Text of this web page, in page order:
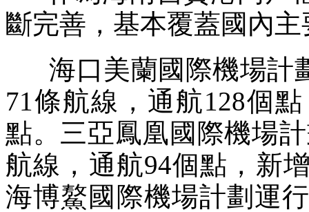
斷完善，基本覆蓋國內
海口美蘭國際機場計
71條航線，通航128個
點。三亞鳳凰國際機場
航線，通航94個點，新
海博鰲國際機場計劃運